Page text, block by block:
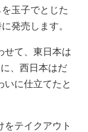
玉子でとじた
発売します。
て、東日本は
、西日本はだ
いに仕立てたと
テイクアウト